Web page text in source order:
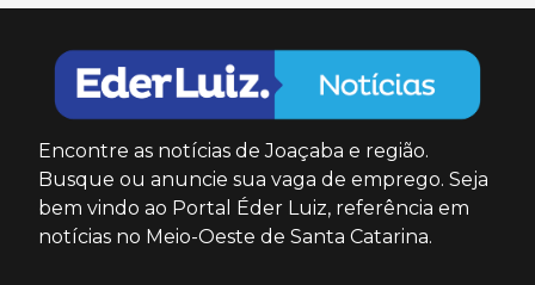
Encontre as notícias de Joaçaba e região.
Busque ou anuncie sua vaga de emprego. Seja
bem vindo ao Portal Éder Luiz, referência em
notícias no Meio-Oeste de Santa Catarina.